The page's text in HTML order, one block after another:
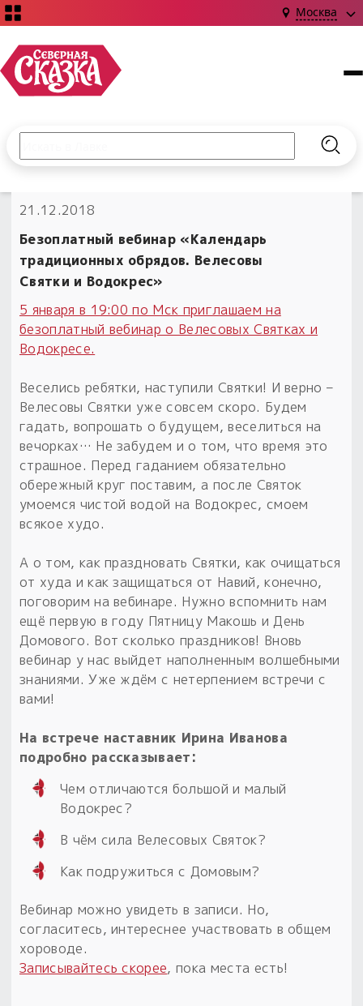
Москва
НОВИНКИ!
Книги
Издания о Славянской культуре и ведовстве
Коллекции
Наборы для курсов и книг
Обереги славян нательные
Обереги для дома и машины
Обрядовые предметы
Расходные материалы
Готовые заговоры и обряды
Сундучок
Сказки
Магия
Библиография
Наборы для книг
Электронные книги
С чего начать?
Материалы
Для алтаря
Расходные материалы
Гадание он-лайн
Приложение для гадания
30 вариантов раскладов по системе Рез Рода:
Готовые заговоры
Для чего:
Магические наборы
Для алтаря
Расходные материалы
С чего начать?
Новые книги
в лавке!
«Резы Рода. Нежиты» и «Резы
Рода.Духи-Хозяева» с колодами
толковники со значениями, раскладами,
толкованиями колод
Узнать
Пыльный сундучок
большое обновление
Товары со скидкой
Новинки
Товары недели
Безоплатная доставка
на заказ от 4 тыс. руб. со скидкой
Оберег в подарок
Введите текст и нажмите кнопку «Найти», чтобы
21.12.2018
Безоплатный вебинар «Календарь
традиционных обрядов. Велесовы
Святки и Водокрес»
5 января в 19:00 по Мск приглашаем на
безоплатный вебинар о Велесовых Святках и
Водокресе.
Веселись ребятки, наступили Святки! И верно –
Велесовы Святки уже совсем скоро. Будем
гадать, вопрошать о будущем, веселиться на
вечорках… Не забудем и о том, что время это
страшное. Перед гаданием обязательно
обережный круг поставим, а после Святок
умоемся чистой водой на Водокрес, смоем
всякое худо.
А о том, как праздновать Святки, как очищаться
от худа и как защищаться от Навий, конечно,
поговорим на вебинаре. Нужно вспомнить нам
ещё первую в году Пятницу Макошь и День
Домового. Вот сколько праздников! Вновь
вебинар у нас выйдет наполненным волшебными
знаниями. Уже ждём с нетерпением встречи с
вами!
На встрече наставник Ирина Иванова
подробно рассказывает:
Чем отличаются большой и малый
Водокрес?
В чём сила Велесовых Святок?
Как подружиться с Домовым?
Вебинар можно увидеть в записи. Но,
согласитесь, интереснее участвовать в общем
хороводе.
Записывайтесь скорее, пока места есть!